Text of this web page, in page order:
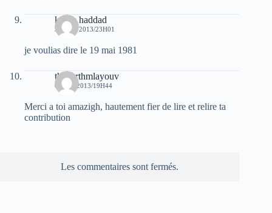
karim haddad
30 MAI 2013/23H01
je voulias dire le 19 mai 1981
thadarthmlayouv
6 JUIN 2013/19H44
Merci a toi amazigh, hautement fier de lire et relire ta
contribution
Les commentaires sont fermés.